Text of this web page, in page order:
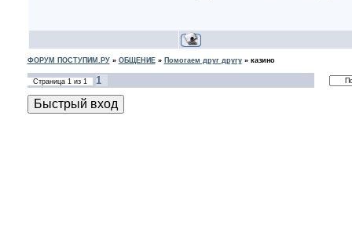
ФОРУМ ПОСТУПИМ.РУ» ОБЩЕНИЕ» Помогаем друг другу» казино
Страница 1из 1 1